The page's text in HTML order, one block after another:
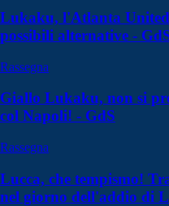
Lukaku, l'Atlanta
possibili alternative -
Rassegna
Giallo Lukaku, non si
col Napoli! - GdS
Rassegna
Lucca, che tempismo!
nel giorno dell'addio di